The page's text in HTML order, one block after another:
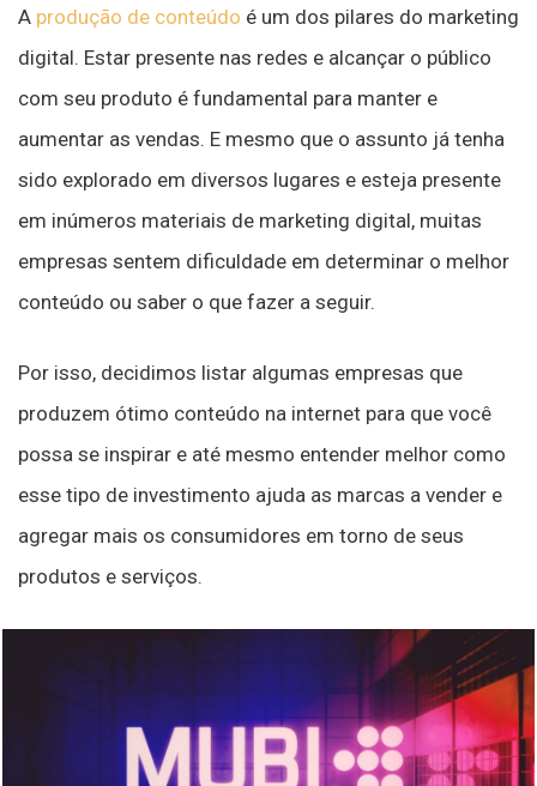
A produção de conteúdo é um dos pilares do marketing
digital. Estar presente nas redes e alcançar o público
com seu produto é fundamental para manter e
aumentar as vendas. E mesmo que o assunto já tenha
sido explorado em diversos lugares e esteja presente
em inúmeros materiais de marketing digital, muitas
empresas sentem dificuldade em determinar o melhor
conteúdo ou saber o que fazer a seguir.
Por isso, decidimos listar algumas empresas que
produzem ótimo conteúdo na internet para que você
possa se inspirar e até mesmo entender melhor como
esse tipo de investimento ajuda as marcas a vender e
agregar mais os consumidores em torno de seus
produtos e serviços.